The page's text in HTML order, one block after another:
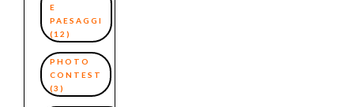
E
PAESAGGI
(12)
PHOTO
CONTEST
(3)